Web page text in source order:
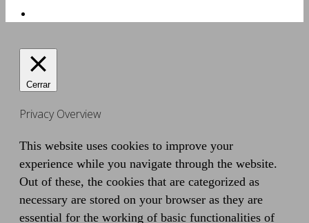
Cerrar
Privacy Overview
This website uses cookies to improve your
experience while you navigate through the website.
Out of these, the cookies that are categorized as
necessary are stored on your browser as they are
essential for the working of basic functionalities of